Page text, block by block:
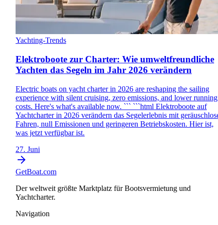
Yachting-Trends
Elektroboote zur Charter: Wie umweltfreundliche
Yachten das Segeln im Jahr 2026 verändern
Electric boats on yacht charter in 2026 are reshaping the sailing
experience with silent cruising, zero emissions, and lower running
costs. Here's what's available now. ``` ```html Elektroboote auf
Yachtcharter in 2026 verändern das Segelerlebnis mit
Fahren, null Emissionen und geringeren Betriebskosten. Hier ist,
was jetzt verfügbar ist.
27. Juni
GetBoat.com
Der weltweit größte Marktplatz für Bootsvermietung und
Yachtcharter.
Navigation